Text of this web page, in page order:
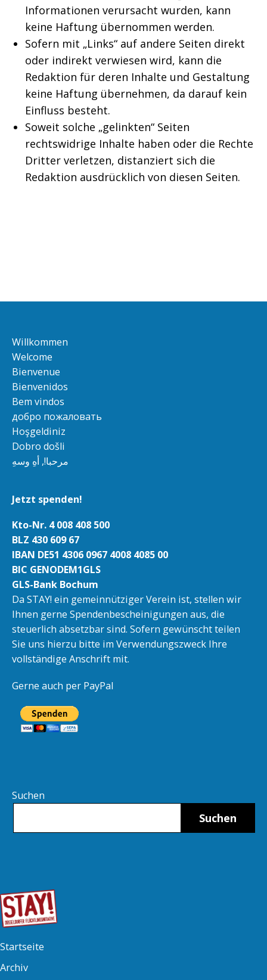
Informationen verursacht wurden, kann
keine Haftung übernommen werden.
Sofern mit „Links“ auf andere Seiten direkt
oder indirekt verwiesen wird, kann die
Redaktion für deren Inhalte und Gestaltung
keine Haftung übernehmen, da darauf kein
Einfluss besteht.
Soweit solche „gelinkten“ Seiten
rechtswidrige Inhalte haben oder die Rechte
Dritter verletzen, distanziert sich die
Redaktion ausdrücklich von diesen Seiten.
Willkommen
Welcome
Bienvenue
Bienvenidos
Bem vindos
добро пожаловать
Hoşgeldiniz
Dobro došli
مرحبا!, أهِ وسهِ
Jetzt spenden!
Kto-Nr. 4 008 408 500
BLZ 430 609 67
IBAN DE51 4306 0967 4008 4085 00
BIC GENODEM1GLS
GLS-Bank Bochum
Da STAY! ein gemeinnütziger Verein ist, stellen wir
Ihnen gerne Spendenbescheinigungen aus, die
steuerlich absetzbar sind. Sofern gewünscht teilen
Sie uns hierzu bitte im Verwendungszweck Ihre
vollständige Anschrift mit.
Gerne auch per PayPal
Suchen
Suchen
Startseite
Archiv